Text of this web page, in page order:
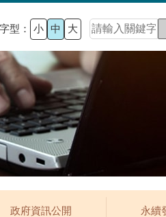
字型： 小 中 大
政府資訊公開 永續